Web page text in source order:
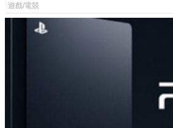
廳、進軍電競桌面
遊戲/電競